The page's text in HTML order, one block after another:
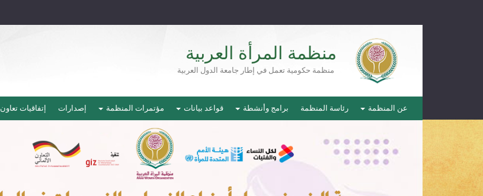
منظمة المرأة العربية
منظمة حكومية تعمل في إطار جامعة الدول العربية
عن المنظمة رئاسة المنظمة برامج وأنشطة قواعد بيانات مؤتمرات المنظمة إصدارات إتفاقيات تعاون